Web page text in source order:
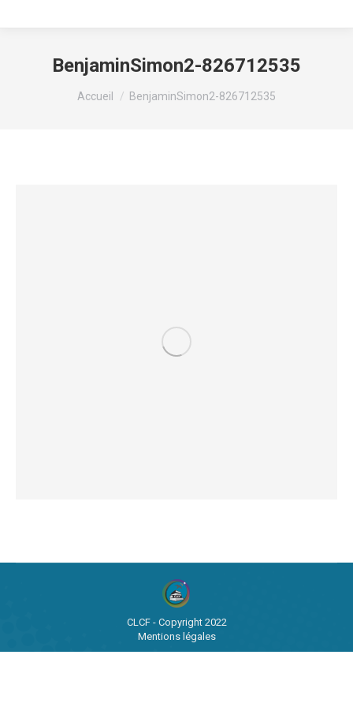
BenjaminSimon2-826712535
Vous êtes ici :
Accueil BenjaminSimon2-826712535
CLCF - Copyright 2022
Mentions légales